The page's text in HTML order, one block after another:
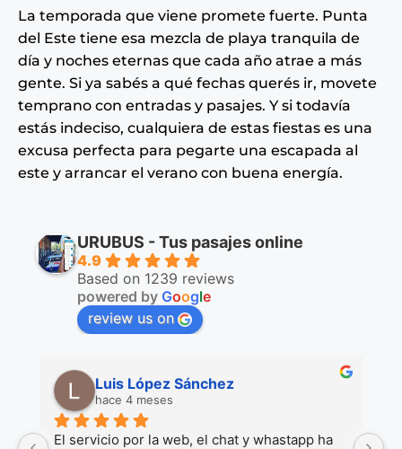
La temporada que viene promete fuerte. Punta
del Este tiene esa mezcla de playa tranquila de
día y noches eternas que cada año atrae a más
gente. Si ya sabés a qué fechas querés ir, movete
temprano con entradas y pasajes. Y si todavía
estás indeciso, cualquiera de estas fiestas es una
excusa perfecta para pegarte una escapada al
este y arrancar el verano con buena energía.
URUBUS - Tus pasajes online
4.9
Based on 1239 reviews
powered by Google
review us on
Luis López Sánchez
hace 4 meses
El servicio por la web, el chat y whastapp ha